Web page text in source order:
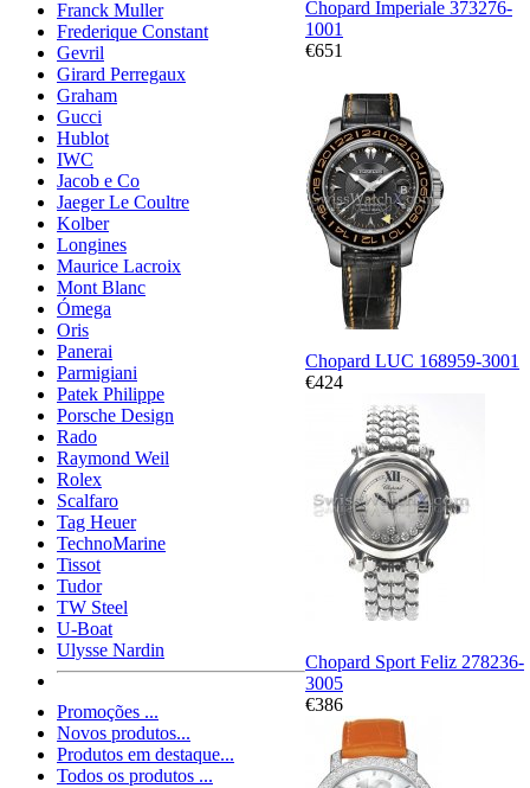
Franck Muller
Frederique Constant
Gevril
Girard Perregaux
Graham
Gucci
Hublot
IWC
Jacob e Co
Jaeger Le Coultre
Kolber
Longines
Maurice Lacroix
Mont Blanc
Ómega
Oris
Panerai
Parmigiani
Patek Philippe
Porsche Design
Rado
Raymond Weil
Rolex
Scalfaro
Tag Heuer
TechnoMarine
Tissot
Tudor
TW Steel
U-Boat
Ulysse Nardin
Promoções ...
Novos produtos...
Produtos em destaque...
Todos os produtos ...
Chopard Imperiale 373276-
1001
€651
Chopard LUC 168959-3001
€424
Chopard Sport Feliz 278236-
3005
€386